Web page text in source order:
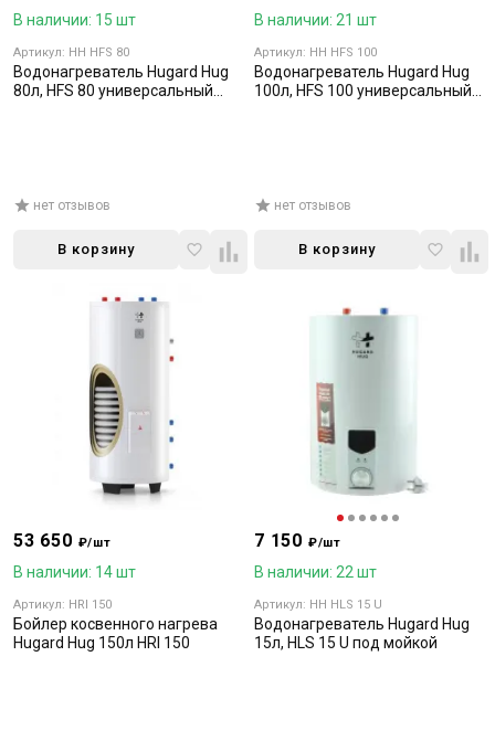
В наличии: 15 шт
Артикул: HH HFS 80
Водонагреватель Hugard Hug
80л, HFS 80 универсальный
нет отзывов
В корзину
В наличии: 21 шт
Артикул: HH HFS 100
Водонагреватель Hugard Hug
100л, HFS 100 универсальный
нет отзывов
В корзину
53 650 ₽/шт
В наличии: 14 шт
Артикул: HRI 150
Бойлер косвенного нагрева
Hugard Hug 150л HRI 150
7 150 ₽/шт
В наличии: 22 шт
Артикул: HH HLS 15 U
Водонагреватель Hugard Hug
15л, HLS 15 U под мойкой